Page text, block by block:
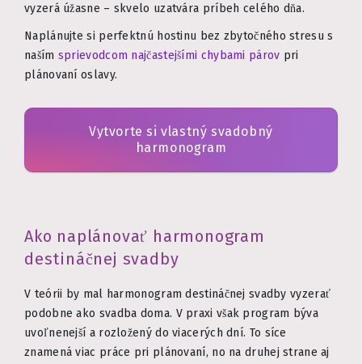
vyzerá úžasne – skvelo uzatvára príbeh celého dňa.
Naplánujte si perfektnú hostinu bez zbytočného stresu s
naším sprievodcom najčastejšími chybami párov pri
plánovaní oslavy.
Vytvorte si vlastný svadobný
harmonogram
Ako naplánovať harmonogram
destináčnej svadby
V teórii by mal harmonogram destináčnej svadby vyzerať
podobne ako svadba doma. V praxi však program býva
uvoľnenejší a rozložený do viacerých dní. To síce
znamená viac práce pri plánovaní, no na druhej strane aj